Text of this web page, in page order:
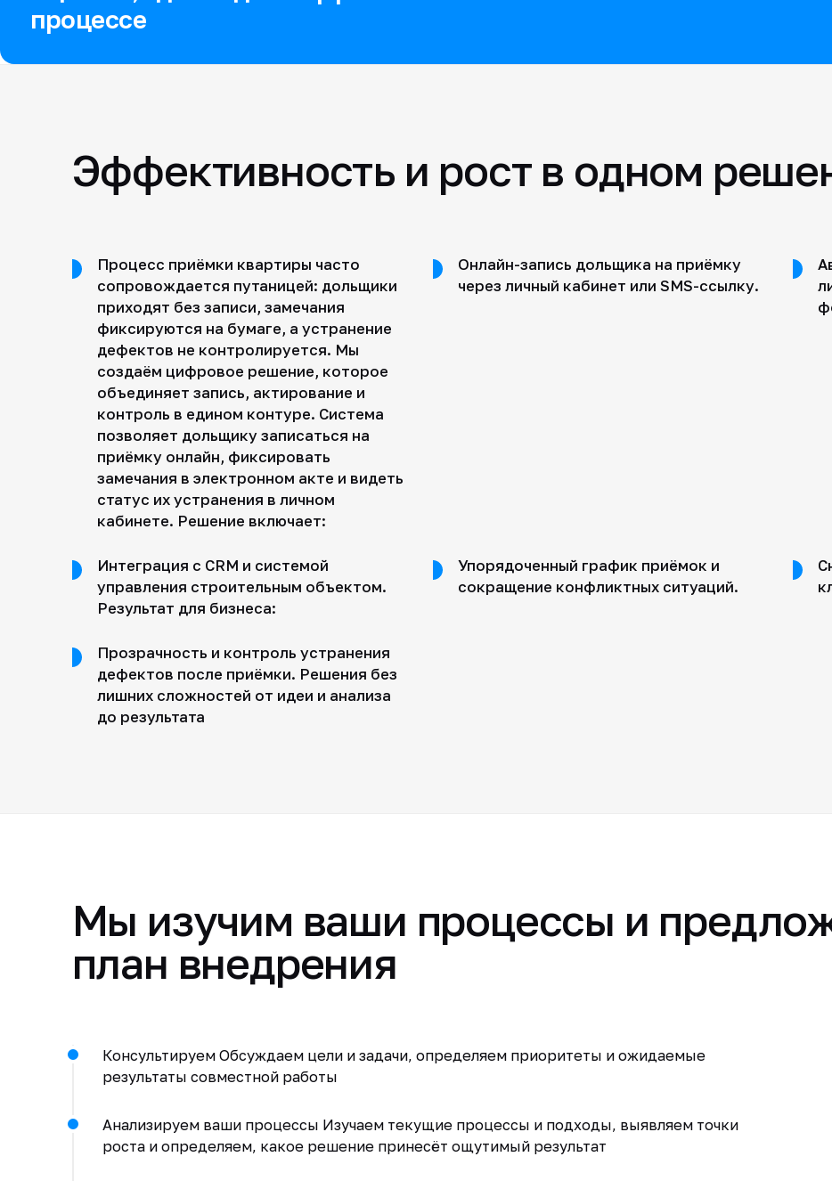
процессе
Эффективность и рост в одном
Процесс приёмки квартиры часто
сопровождается путаницей: дольщики
приходят без записи, замечания
фиксируются на бумаге, а устранение
дефектов не контролируется. Мы
создаём цифровое решение, которое
объединяет запись, актирование и
контроль в едином контуре. Система
позволяет дольщику записаться на
приёмку онлайн, фиксировать
замечания в электронном акте и видеть
статус их устранения в личном
кабинете. Решение включает:
Онлайн-запись дольщика на приёмку
через личный кабинет или SMS-ссылку.
Интеграция с CRM и системой
управления строительным объектом.
Результат для бизнеса:
Упорядоченный график приёмок и
сокращение конфликтных ситуаций.
Прозрачность и контроль устранения
дефектов после приёмки. Решения без
лишних сложностей от идеи и анализа
до результата
Мы изучим ваши процессы и
план внедрения
Консультируем Обсуждаем цели и задачи, определяем приоритеты и ожидаемые
результаты совместной работы
Анализируем ваши процессы Изучаем текущие процессы и подходы, выявляем точки
роста и определяем, какое решение принесёт ощутимый результат